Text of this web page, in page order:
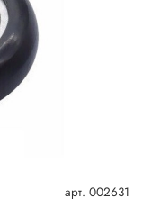
арт. 002631